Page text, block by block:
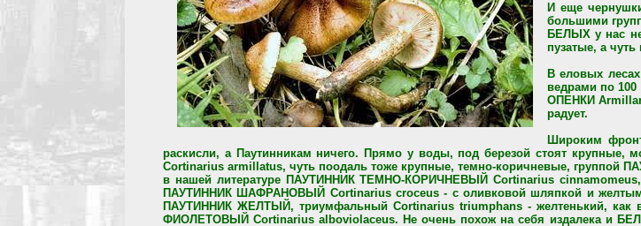
И еще
большими
БЕЛЫХ у нас
пузатые, а
В еловых
ведрами по
ОПЕНКИ
радует.
Широким
раскисли, а Паутинникам ничего. Прямо у воды, под березой стоят
Cortinarius armillatus, чуть поодаль тоже крупные, темно-коричневые,
в нашей литературе ПАУТИННИК ТЕМНО-КОРИЧНЕВЫЙ Cortinarius
ПАУТИННИК ШАФРАНОВЫЙ Cortinarius croceus - с оливковой шляпкой и
ПАУТИННИК ЖЕЛТЫЙ, триумфальный Cortinarius triumphans - желтенький,
ФИОЛЕТОВЫЙ Cortinarius alboviolaceus. Не очень похож на себя издалека и